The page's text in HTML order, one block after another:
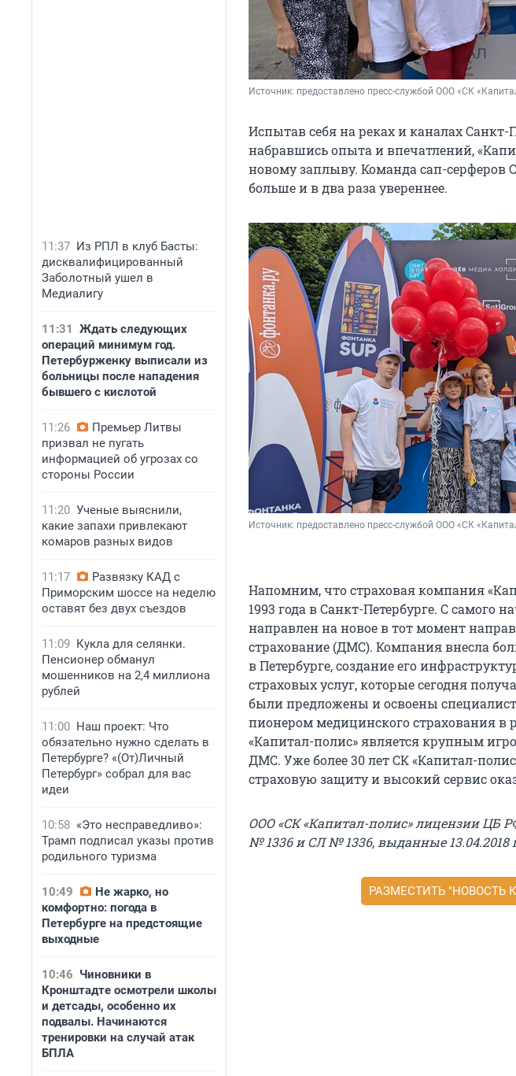
11:37 Из РПЛ в клуб Басты:
дисквалифицированный
Заболотный ушел в
Медиалигу
11:31
Ждать следующих
операций минимум год.
Петербурженку выписали из
больницы после нападения
бывшего с кислотой
11:26
Премьер Литвы
призвал не пугать
информацией об угрозах со
стороны России
11:20 Ученые выяснили,
какие запахи привлекают
комаров разных видов
11:17
Развязку КАД с
Приморским шоссе на неделю
оставят без двух съездов
11:09 Кукла для селянки.
Пенсионер обманул
мошенников на 2,4 миллиона
рублей
11:00 Наш проект: Что
обязательно нужно сделать в
Петербурге? «(От)Личный
Петербург» собрал для вас
идеи
10:58 «Это несправедливо»:
Трамп подписал указы против
родильного туризма
10:49
Не жарко, но
комфортно: погода в
Петербурге на предстоящие
выходные
10:46 Чиновники в
Кронштадте осмотрели школы
и детсады, особенно их
подвалы. Начинаются
тренировки на случай атак
БПЛА
Источник: предоставлено пресс-службой ООО «СК
Испытав себя на реках и каналах Санкт-
набравшись опыта и впечатлений,
новому заплыву. Команда сап-серферов
больше и в два раза увереннее.
Источник: предоставлено пресс-службой ООО «СК
Напомним, что страховая компания
1993 года в Санкт-Петербурге. С самого
направлен на новое в тот момент
страхование (ДМС). Компания внесла
в Петербурге, создание его
страховых услуг, которые сегодня
были предложены и освоены
пионером медицинского страхования в
«Капитал-полис» является крупным
ДМС. Уже более 30 лет СК «Капитал-
страховую защиту и высокий сервис
ООО «СК «Капитал-полис» лицензии ЦБ
№ 1336 и СЛ № 1336, выданные 13.04.2018
РАЗМЕСТИТЬ